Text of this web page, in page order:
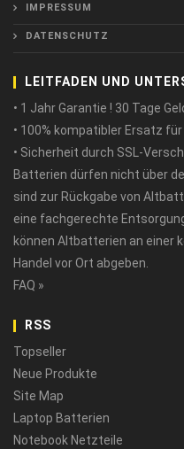
IMPRESSUM
DATENSCHUTZ
LEITFADEN UND
• 1 Jahr Garantie ! 30 Tage
• 100% kompatibler Ersatz für
• Sicherheit durch SSL-
Batterien dürfen nicht über
sind zur Rückgabe von
eine fachgerechte
können Altbatterien an einer
Handel vor Ort abgeben.
FAQ »
RSS
Topseller
Neue Produkte
Site Map
Laptop Batterien
Notebook Netzteile